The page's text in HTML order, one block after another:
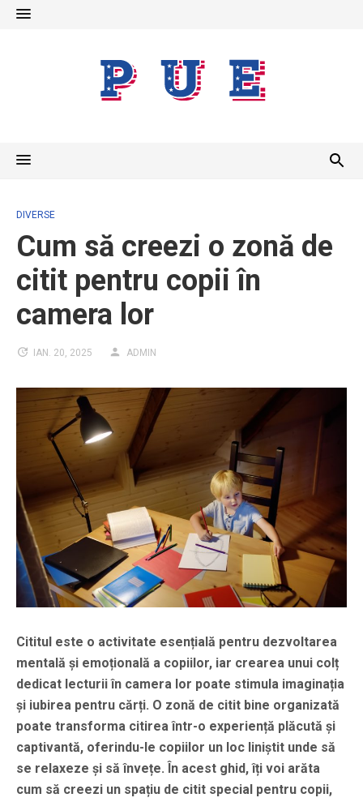
Skip
DIVERSE
Cum să creezi o zonă de
citit pentru copii în
camera lor
IAN. 20, 2025 ADMIN
Cititul este o activitate esențială pentru dezvoltarea
mentală și emoțională a copiilor, iar crearea unui colț
dedicat lecturii în camera lor poate stimula imaginația
și iubirea pentru cărți. O zonă de citit bine organizată
poate transforma citirea într-o experiență plăcută și
captivantă, oferindu-le copiilor un loc liniștit unde să
se relaxeze și să învețe. În acest ghid, îți voi arăta
cum să creezi un spațiu de citit special pentru copii,